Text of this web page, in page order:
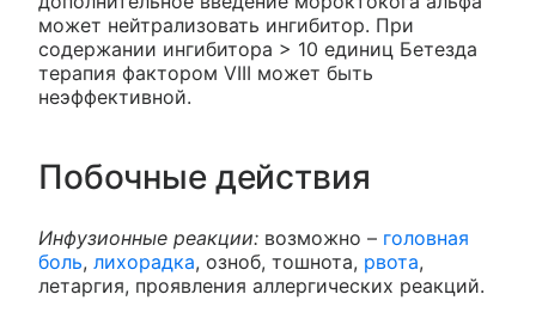
может нейтрализовать ингибитор. При
содержании ингибитора > 10 единиц Бетезда
терапия фактором VIII может быть
неэффективной.
Побочные действия
Инфузионные реакции: возможно – головная
боль, лихорадка, озноб, тошнота, рвота,
летаргия, проявления аллергических реакций.